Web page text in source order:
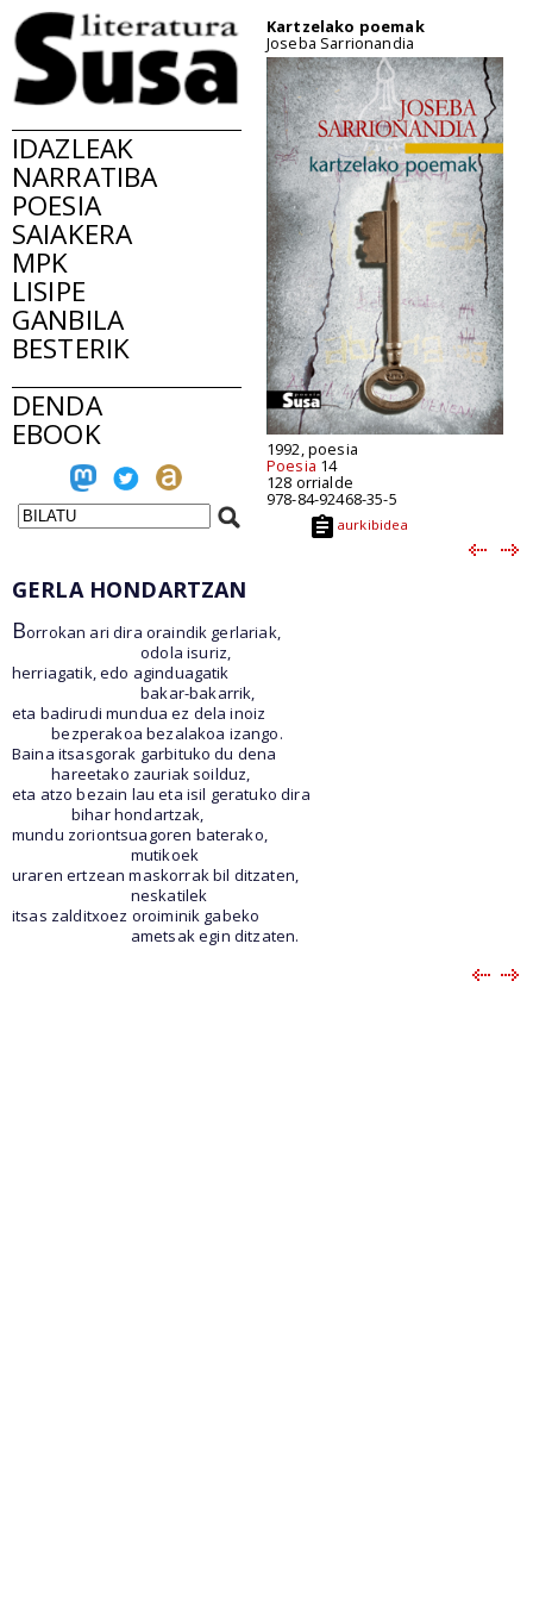
IDAZLEAK
NARRATIBA
POESIA
SAIAKERA
MPK
LISIPE
GANBILA
BESTERIK
DENDA
EBOOK
Kartzelako poemak
Joseba Sarrionandia
1992, poesia
Poesia 14
128 orrialde
978-84-92468-35-5
aurkibidea
GERLA HONDARTZAN
Borrokan ari dira oraindik gerlariak,
odola isuriz,
herriagatik, edo aginduagatik
bakar-bakarrik,
eta badirudi mundua ez dela inoiz
bezperakoa bezalakoa izango.
Baina itsasgorak garbituko du dena
hareetako zauriak soilduz,
eta atzo bezain lau eta isil geratuko dira
bihar hondartzak,
mundu zoriontsuagoren baterako,
mutikoek
uraren ertzean maskorrak bil ditzaten,
neskatilek
itsas zalditxoez oroiminik gabeko
ametsak egin ditzaten.